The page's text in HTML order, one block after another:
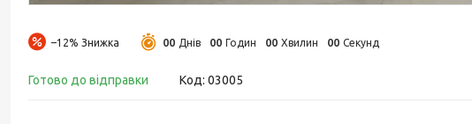
–12% 00 Днів 00 Годин 00 Хвилин 00 Секунд
Готово до відправки Код: 03005